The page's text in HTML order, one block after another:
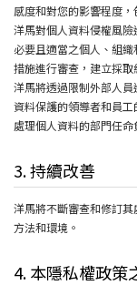
感度和對您的影響程度
洋馬對個人資料侵權風
必要且適當之個人、組
措施進行審查，建立採
洋馬將透過限制外部人
資料保護的領導者和員
處理個人資料的部門任命
3. 持續改善
洋馬將不斷審查和修訂
方法和環境。
4. 本隱私權政策